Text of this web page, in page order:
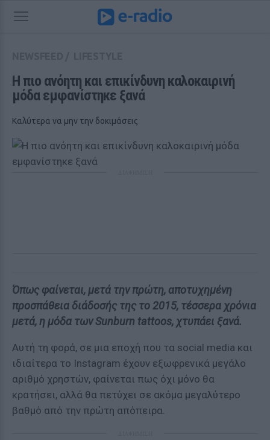
Η πιο ανόητη και επικίνδυνη καλοκαιρινή
μόδα εμφανίστηκε ξανά
Καλύτερα να μην την δοκιμάσεις
Όπως φαίνεται, μετά την πρώτη, αποτυχημένη
προσπάθεια διάδοσής της το 2015, τέσσερα χρόνια
μετά, η μόδα των Sunburn tattoos, χτυπάει ξανά.
Αυτή τη φορά, σε μια εποχή που τα social media και
ιδιαίτερα το Instagram έχουν εξωφρενικά μεγάλο
αριθμό χρηστών, φαίνεται πως όχι μόνο θα
κρατήσει, αλλά θα πετύχει σε ακόμα μεγαλύτερο
βαθμό από την πρώτη απόπειρα.